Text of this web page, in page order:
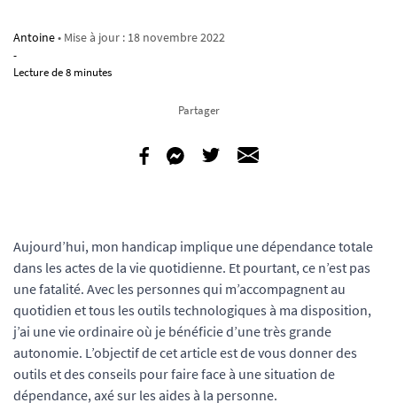
Antoine• Mise à jour : 18 novembre 2022
-
Lecture de 8 minutes
Partager
Aujourd’hui, mon handicap implique une dépendance totale
dans les actes de la vie quotidienne. Et pourtant, ce n’est pas
une fatalité. Avec les personnes qui m’accompagnent au
quotidien et tous les outils technologiques à ma disposition,
j’ai une vie ordinaire où je bénéficie d’une très grande
autonomie. L’objectif de cet article est de vous donner des
outils et des conseils pour faire face à une situation de
dépendance, axé sur les aides à la personne.